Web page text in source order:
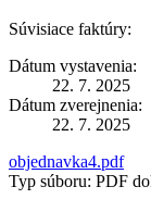
Súvisiace faktúry:
Dátum vystavenia:
22. 7. 2025
Dátum zverejnenia:
22. 7. 2025
objednavka4.pdf
Typ súboru: PDF